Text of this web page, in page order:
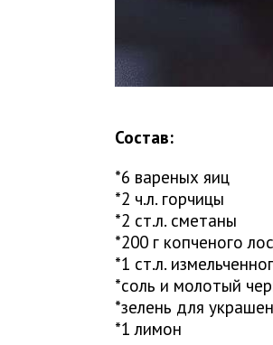
Состав:
*6 вареных яиц
*2 ч.л. горчицы
*2 ст.л. сметаны
*200 г копченого
*1 ст.л.
*соль и молотый
*зелень для
*1 лимон